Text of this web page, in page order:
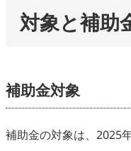
対象と補助
補助金対象
補助金の対象は、2025